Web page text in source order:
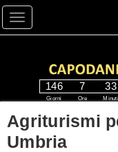
Toggle navigation
146
Giorni
7
Ore
33
Minuti
Agriturismi
Umbria